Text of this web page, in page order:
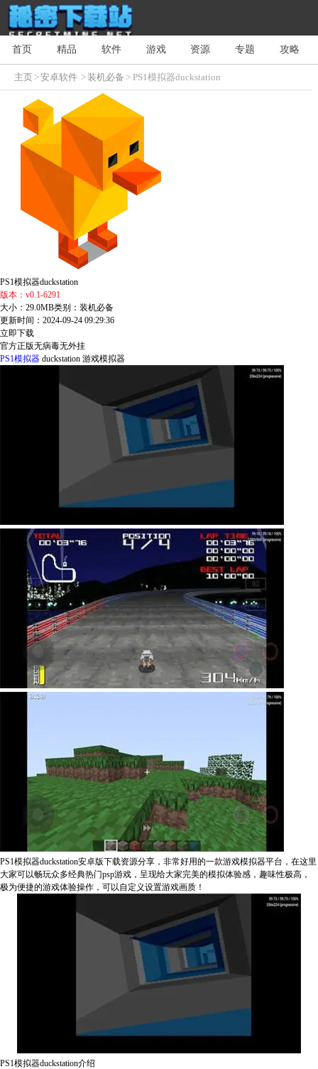
首页 精品 软件 游戏 资源 专题 攻略
主页>安卓软件 >装机必备 > PS1模拟器duckstation
PS1模拟器duckstation
版本：v0.1-6291
大小：29.0MB类别：装机必备
更新时间：2024-09-24 09:29:36
立即下载
官方正版无病毒无外挂
PS1模拟器 duckstation 游戏模拟器
PS1模拟器duckstation安卓版下载资源分享，非常好用的一款游戏模拟器平台，在这里
大家可以畅玩众多经典热门psp游戏，呈现给大家完美的模拟体验感，趣味性极高，
极为便捷的游戏体验操作，可以自定义设置游戏画质！
PS1模拟器duckstation介绍